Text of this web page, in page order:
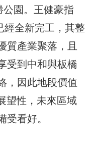
園。王健豪指
經全新完工，其整
質產業聚落，且
受到中和與板橋
，因此地段價值
望性，未來區域
受看好。